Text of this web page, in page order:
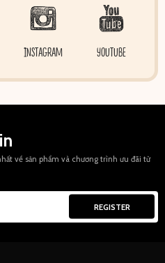
INSTAGRAM YOUTUBE
về sản phẩm và chương trình ưu đãi từ